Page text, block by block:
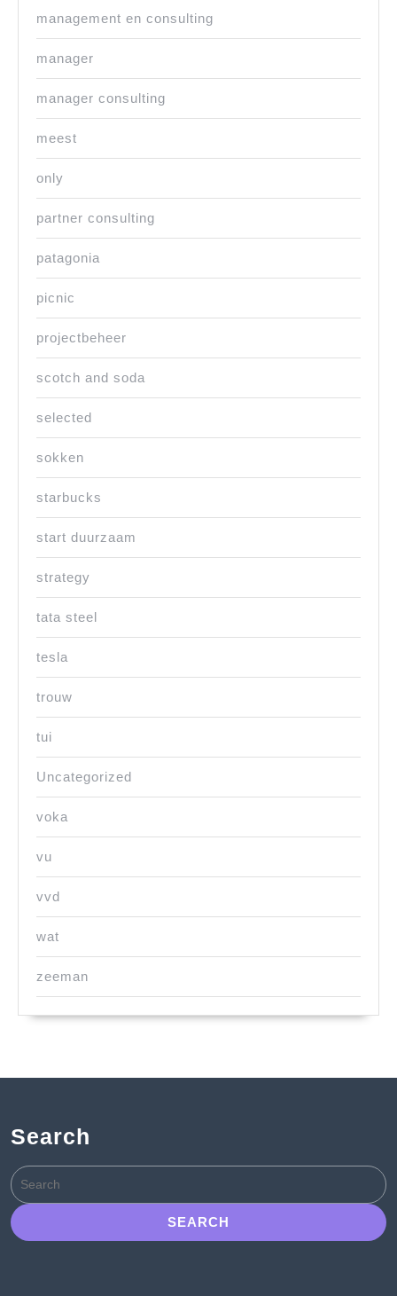
management en consulting
manager
manager consulting
meest
only
partner consulting
patagonia
picnic
projectbeheer
scotch and soda
selected
sokken
starbucks
start duurzaam
strategy
tata steel
tesla
trouw
tui
Uncategorized
voka
vu
vvd
wat
zeeman
Search
Search
for: